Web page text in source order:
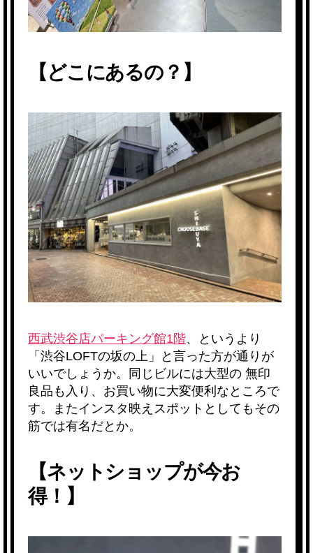
【どこにあるの？】
西武渋谷店パーキング館1階、というより
「 渋谷LOFTの坂の上」と言った方が通りが
いいでしょうか。同じビルには大型の 無印
良品 も入り、お買い物に大変便利なところで
す。またインスタ映えスポットとしてもその
筋では有名だとか。
【ネットショップが今お
得！】